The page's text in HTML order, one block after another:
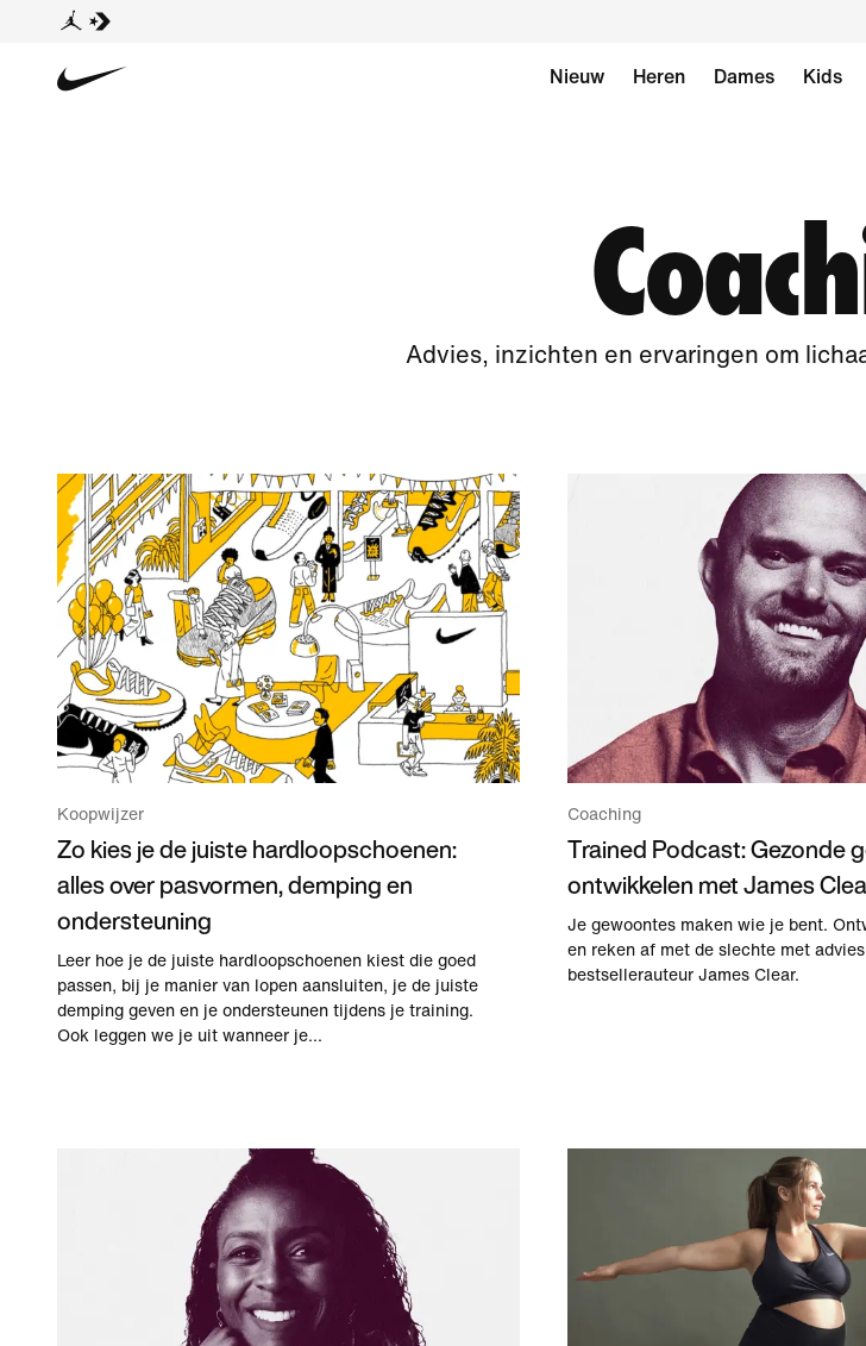
Nieuw Heren Dames Kids
Advies, inzichten en ervaringen om
Koopwijzer
Zo kies je de juiste hardloopschoenen:
alles over pasvormen, demping en
ondersteuning
Leer hoe je de juiste hardloopschoenen kiest die goed
passen, bij je manier van lopen aansluiten, je de juiste
demping geven en je ondersteunen tijdens je training.
Ook leggen we je uit wanneer je...
Coaching
Trained Podcast: Gezonde
ontwikkelen met James
Je gewoontes maken wie je bent.
en reken af met de slechte met
bestsellerauteur James Clear.